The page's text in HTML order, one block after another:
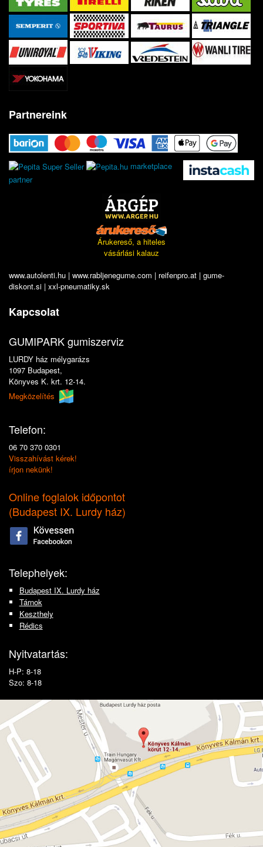
Partnereink
marketplace
partner
Árukereső, a hiteles
vásárlási kalauz
www.autolenti.hu | www.rabljenegume.com | reifenpro.at | gume-
diskont.si | xxl-pneumatiky.sk
Kapcsolat
GUMIPARK gumiszerviz
LURDY ház mélygarázs
1097 Budapest,
Könyves K. krt. 12-14.
Megközelítés
Telefon:
06 70 370 0301
Visszahívást kérek!
írjon nekünk!
Online foglalok időpontot
(Budapest IX. Lurdy ház)
Telephelyek:
Budapest IX. Lurdy ház
Tárnok
Keszthely
Rédics
Nyitvatartás:
H-P: 8-18
Szo: 8-18